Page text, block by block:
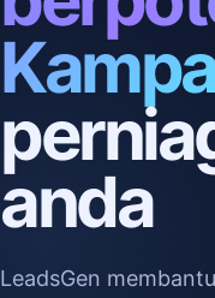
anda
LeadsGen